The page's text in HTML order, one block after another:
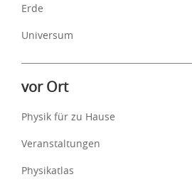
Erde
Universum
vor Ort
Physik für zu Hause
Veranstaltungen
Physikatlas